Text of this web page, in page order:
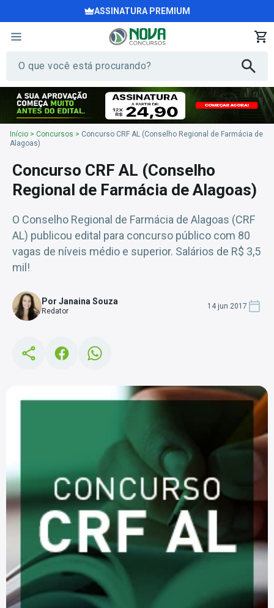
ASSINATURA PREMIUM
Início > Concursos > Concurso CRF AL (Conselho Regional de Farmácia de
Alagoas)
Concurso CRF AL (Conselho
Regional de Farmácia de Alagoas)
O Conselho Regional de Farmácia de Alagoas (CRF
AL) publicou edital para concurso público com 80
vagas de níveis médio e superior. Salários de R$ 3,5
mil!
Por Janaina Souza
Redator
14 jun 2017